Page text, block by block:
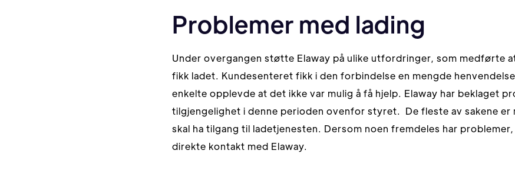
Problemer med lading
Under overgangen støtte Elaway på ulike utfordringer, som medførte
fikk ladet. Kundesenteret fikk i den forbindelse en mengde
enkelte opplevde at det ikke var mulig å få hjelp. Elaway har beklaget
tilgjengelighet i denne perioden ovenfor styret. De fleste av sakene er
skal ha tilgang til ladetjenesten. Dersom noen fremdeles har problemer,
direkte kontakt med Elaway.